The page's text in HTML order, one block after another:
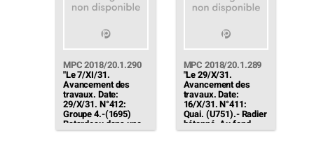
MPC 2018/20.1.290
"Le 7/XI/31.
Avancement des
travaux. Date:
29/X/31. N°412:
Groupe 4.-(1695)
Batardeau dans une
galerie d'eaupour
MPC 2018/20.1.289
"Le 29/X/31.
Avancement des
travaux. Date:
16/X/31. N°411:
Quai. (U751).- Radier
bétonné. Au fond,
coffrage des